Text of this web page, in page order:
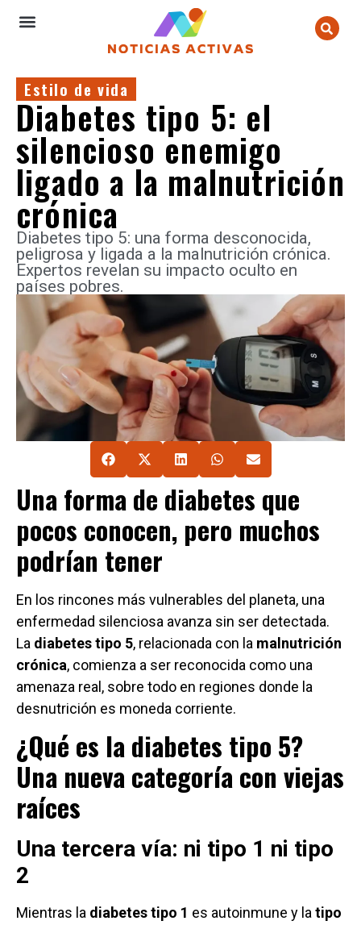
Estilo de vida
Diabetes tipo 5: el
silencioso enemigo
ligado a la malnutrición
crónica
Diabetes tipo 5: una forma desconocida,
peligrosa y ligada a la malnutrición crónica.
Expertos revelan su impacto oculto en
países pobres.
Una forma de diabetes que
pocos conocen, pero muchos
podrían tener
En los rincones más vulnerables del planeta, una
enfermedad silenciosa avanza sin ser detectada.
La diabetes tipo 5, relacionada con la malnutrición
crónica, comienza a ser reconocida como una
amenaza real, sobre todo en regiones donde la
desnutrición es moneda corriente.
¿Qué es la diabetes tipo 5?
Una nueva categoría con viejas
raíces
Una tercera vía: ni tipo 1 ni tipo
2
Mientras la diabetes tipo 1 es autoinmune y la tipo